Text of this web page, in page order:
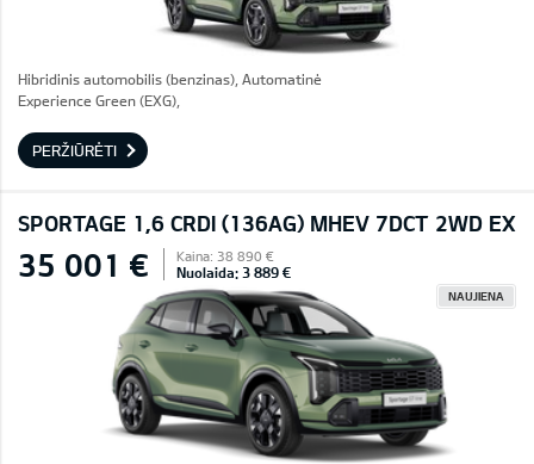
Hibridinis automobilis (benzinas), Automatinė
Experience Green (EXG),
PERŽIŪRĖTI
SPORTAGE 1,6 CRDI (136AG) MHEV 7DCT 2WD EX
35 001 € Kaina: 38 890 €
Nuolaida: 3 889 €
NAUJIENA